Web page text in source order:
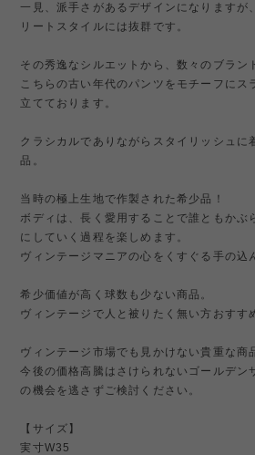
一見、派手さがあるデザインになりますが
リートスタイルには抜群です。
その秀逸なシルエットから、数々のブラン
こちらの古い年代のパンツをモチーフにス
立てております。
クラシカルでありながらスタイリッシュに
品。
当時の極上生地で作製された希少品！
ボディは、長く愛用することで誰ともかぶ
にしていく過程を楽しめます。
ヴィンテージマニアの心をくすぐる手の込
希少価値が高く球数も少ない商品。
ヴィンテージで人と被りたく無い方おすす
ヴィンテージ市場でも見かけない貴重な商
今後の価格高騰はさけられないゴールデン
の機会を逃さずご検討ください。
【サイズ】
実寸W35